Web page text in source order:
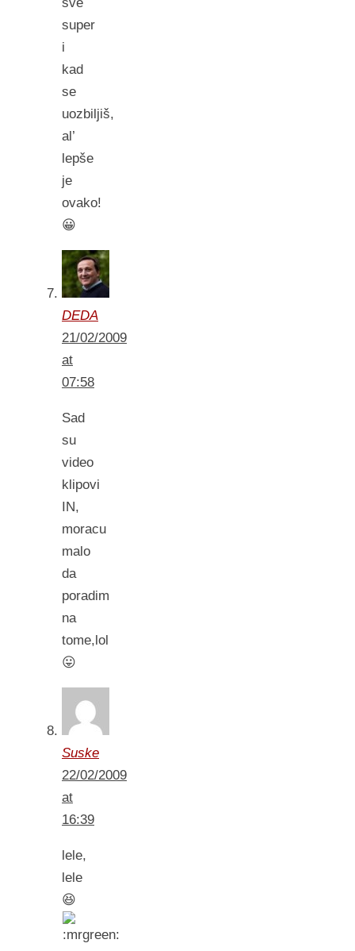
super
i
kad
se
uozbiljiš,
al’
lepše
je
ovako!
😀
DEDA
21/02/2009
at
07:58
Sad
su
video
klipovi
IN,
moracu
malo
da
poradim
na
tome,lol
😛
Suske
22/02/2009
at
16:39
lele,
lele
😆